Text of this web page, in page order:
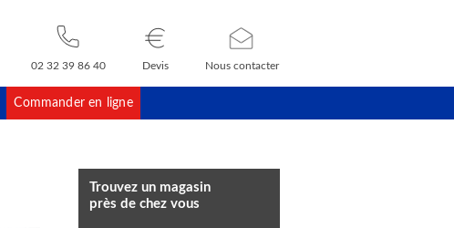
02 32 39 86 40 Devis Nous contacter
Commander en ligne
Trouvez un magasin
près de chez vous